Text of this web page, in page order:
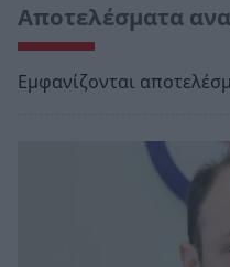
Αποτελέσματα
Εμφανίζονται